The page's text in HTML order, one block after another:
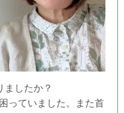
ましたか？
っていました。また首